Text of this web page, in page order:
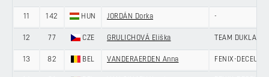
11 142 HUN JORDÁN Dorka -
12 77 CZE GRULICHOVÁ Eliška TEAM DUKLA
13 82 BEL VANDERAERDEN Anna FENIX-